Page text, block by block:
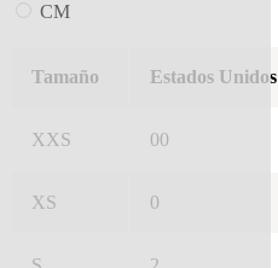
CM
Tamaño Estados Unidos
XXS 00
XS 0